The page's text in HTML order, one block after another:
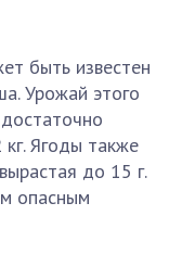
быть известен
Урожай этого
Ягоды также
до 15 г.
опасным